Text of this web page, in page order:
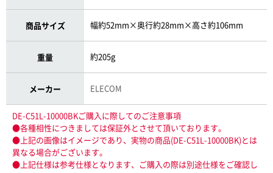
商品サイズ 幅約52mm×奥行約28mm×高さ約106mm
重量 約205g
メーカー ELECOM
DE-C51L-10000BKご購入に際してのご注意事項
●各種相性につきましては保証外とさせて頂いております。
●上記の画像はイメージであり、実物の商品(DE-C51L-10000BK)とは
異なる場合がございます。
●上記仕様は参考仕様となります、ご購入の際は別途仕様をご確認し